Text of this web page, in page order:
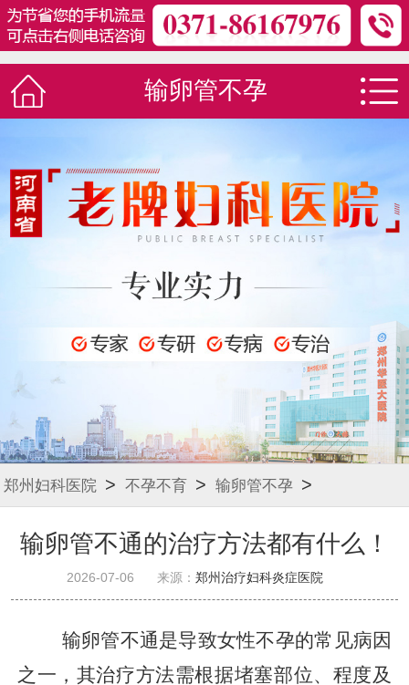
输卵管不孕
郑州妇科医院 > 不孕不育 > 输卵管不孕 >
输卵管不通的治疗方法都有什么！
2026-07-06 来源： 郑州治疗妇科炎症医院
输卵管不通是导致女性不孕的常见病因
之一，其治疗方法需根据堵塞部位、程度及